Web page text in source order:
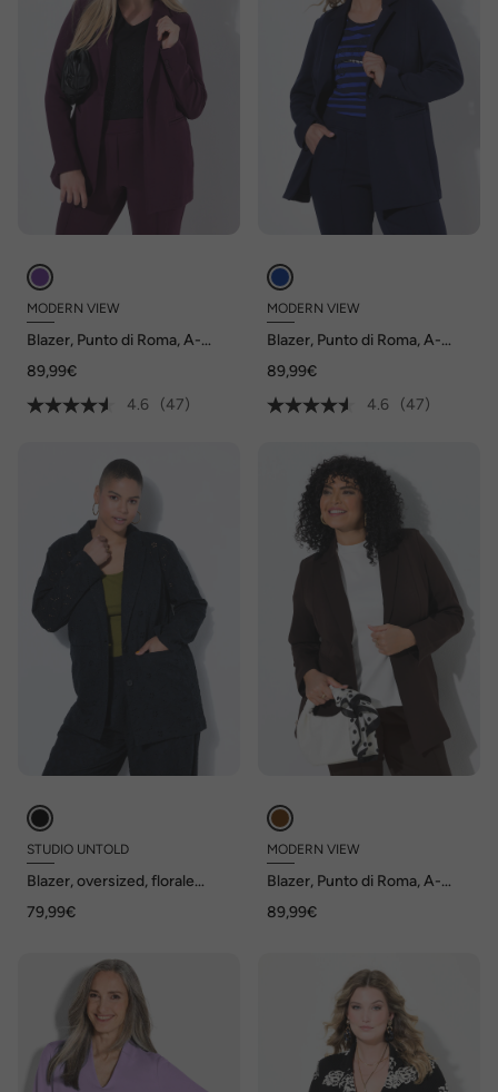
MODERN VIEW
Blazer, Punto di Roma, A-
89,99€
4.6
(47)
MODERN VIEW
Blazer, Punto di Roma, A-
89,99€
4.6
(47)
STUDIO UNTOLD
Blazer, oversized, florale
79,99€
MODERN VIEW
Blazer, Punto di Roma, A-
89,99€